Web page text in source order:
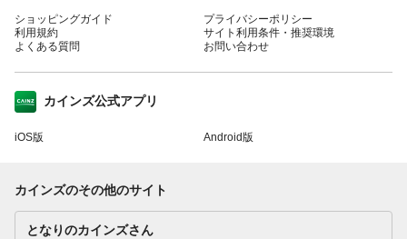
ショッピングガイド
利用規約
よくある質問
プライバシーポリシー
サイト利用条件・推奨環境
お問い合わせ
カインズ公式アプリ
iOS版 Android版
カインズのその他のサイト
となりのカインズさん